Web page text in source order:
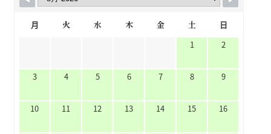
月 火 水 木 金 土
日
1
2
3 4 5 6 7 8 9
10 11 12 13 14 15 16